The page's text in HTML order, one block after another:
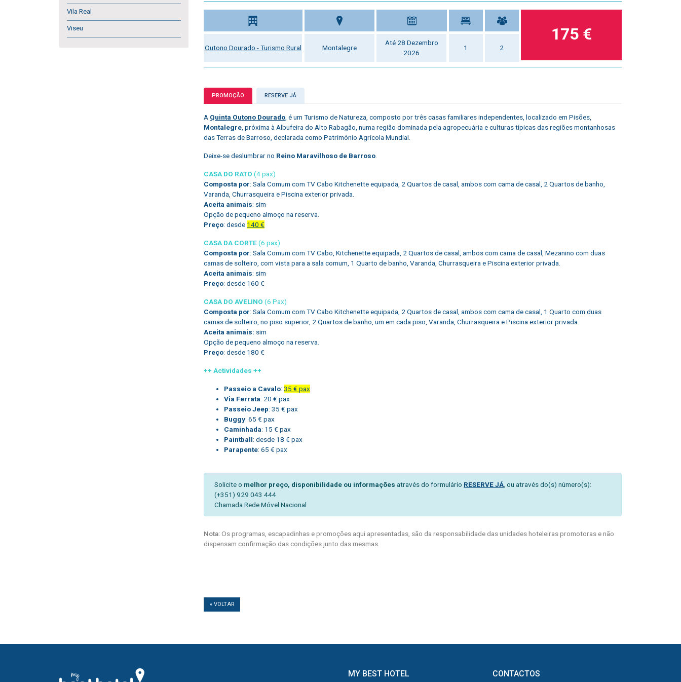
Vila Real
Viseu
Outono Dourado - Turismo Rural Montalegre
Até 28 Dezembro
2026
1 2
175 €
PROMOÇÃO RESERVE JÁ
A Quinta Outono Dourado, é um Turismo de Natureza, composto por três casas familiares independentes, localizado em Pisões,
Montalegre, próxima à Albufeira do Alto Rabagão, numa região dominada pela agropecuária e culturas típicas das regiões montanhosas
das Terras de Barroso, declarada como Património Agrícola Mundial.
Deixe-se deslumbrar no Reino Maravilhoso de Barroso.
CASA DO RATO (4 pax)
Composta por: Sala Comum com TV Cabo Kitchenette equipada, 2 Quartos de casal, ambos com cama de casal, 2 Quartos de banho,
Varanda, Churrasqueira e Piscina exterior privada.
Aceita animais: sim
Opção de pequeno almoço na reserva.
Preço: desde 140 €
CASA DA CORTE(6 pax)
Composta por: Sala Comum com TV Cabo, Kitchenette equipada, 2 Quartos de casal, ambos com cama de casal, Mezanino com duas
camas de solteiro, com vista para a sala comum, 1 Quarto de banho, Varanda, Churrasqueira e Piscina exterior privada.
Aceita animais: sim
Preço: desde 160 €
CASA DO AVELINO (6 Pax)
Composta por: Sala Comum com TV Cabo Kitchenette equipada, 2 Quartos de casal, ambos com cama de casal, 1 Quarto com duas
camas de solteiro, no piso superior, 2 Quartos de banho, um em cada piso, Varanda, Churrasqueira e Piscina exterior privada.
Aceita animais: sim
Opção de pequeno almoço na reserva.
Preço: desde 180 €
++ Actividades ++
Passeio a Cavalo: 35 € pax
Via Ferrata: 20 € pax
Passeio Jeep: 35 € pax
Buggy: 65 € pax
Caminhada: 15 € pax
Paintball: desde 18 € pax
Parapente: 65 € pax
Solicite o melhor preço, disponibilidade ou informações através do formulário RESERVE JÁ, ou através do(s) número(s):
(+351) 929 043 444
Chamada Rede Móvel Nacional
Nota:Os programas, escapadinhas e promoções aqui apresentadas, são da responsabilidade das unidades hoteleiras promotoras e não
dispensam confirmação das condições junto das mesmas.
« VOLTAR
MY BEST HOTEL CONTACTOS